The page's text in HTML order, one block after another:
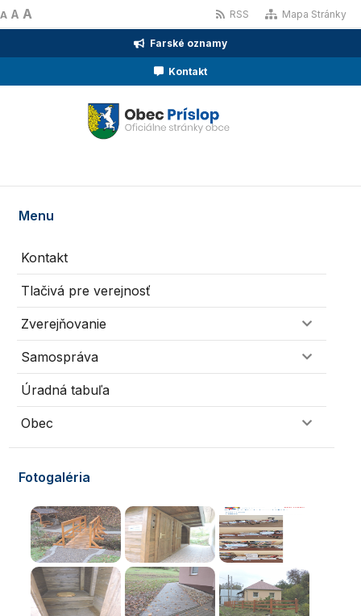
A A A RSS Mapa Stránky
Farské oznamy
Kontakt
Menu
Kontakt
Tlačivá pre verejnosť
Zverejňovanie
Samospráva
Úradná tabuľa
Obec
Fotogaléria